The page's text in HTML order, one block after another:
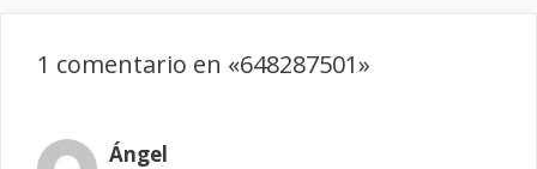
1 comentario en «648287501»
Ángel